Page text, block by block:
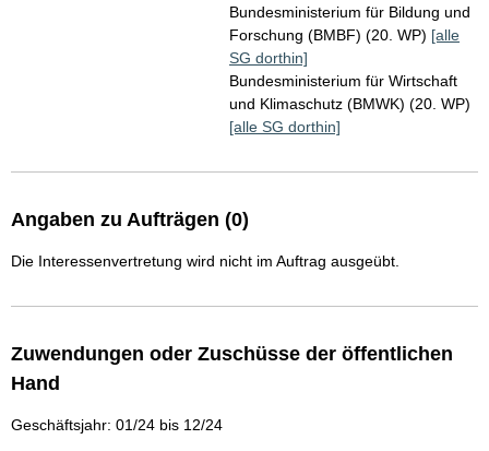
Bundesministerium für Bildung und
Forschung (BMBF) (20. WP) [alle
SG dorthin]
Bundesministerium für Wirtschaft
und Klimaschutz (BMWK) (20. WP)
[alle SG dorthin]
Angaben zu Aufträgen (0)
Die Interessenvertretung wird nicht im Auftrag ausgeübt.
Zuwendungen oder Zuschüsse der öffentlichen
Hand
Geschäftsjahr: 01/24 bis 12/24